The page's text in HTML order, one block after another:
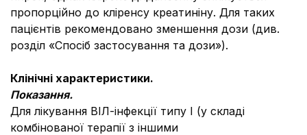
пропорційно до кліренсу креатиніну. Для таких
пацієнтів рекомендовано зменшення дози (див.
розділ «Спосіб застосування та дози»).
Клінічні характеристики.
Показання.
Для лікування ВІЛ-інфекції типу І (у складі
комбінованої терапії з іншими